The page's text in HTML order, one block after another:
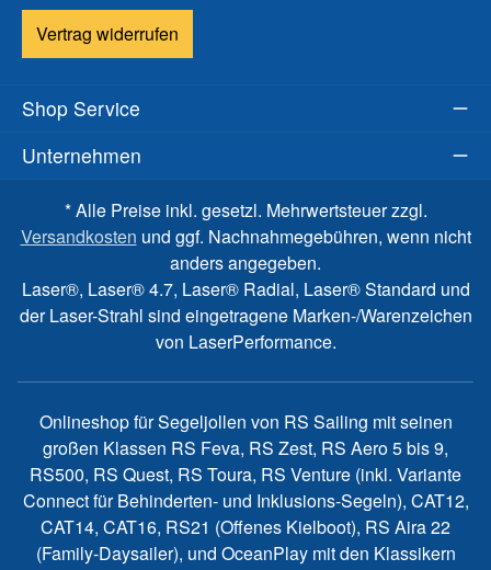
Vertrag widerrufen
Shop Service
Unternehmen
* Alle Preise inkl. gesetzl. Mehrwertsteuer zzgl.
Versandkosten und ggf. Nachnahmegebühren, wenn nicht
anders angegeben.
Laser®, Laser® 4.7, Laser® Radial, Laser® Standard und
der Laser-Strahl sind eingetragene Marken-/Warenzeichen
von LaserPerformance.
Onlineshop für Segeljollen von RS Sailing mit seinen
großen Klassen RS Feva, RS Zest, RS Aero 5 bis 9,
RS500, RS Quest, RS Toura, RS Venture (inkl. Variante
Connect für Behinderten- und Inklusions-Segeln), CAT12,
CAT14, CAT16, RS21 (Offenes Kielboot), RS Aira 22
(Family-Daysailer), und OceanPlay mit den Klassikern